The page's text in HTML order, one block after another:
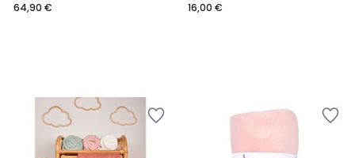
64,90 €
16,00 €